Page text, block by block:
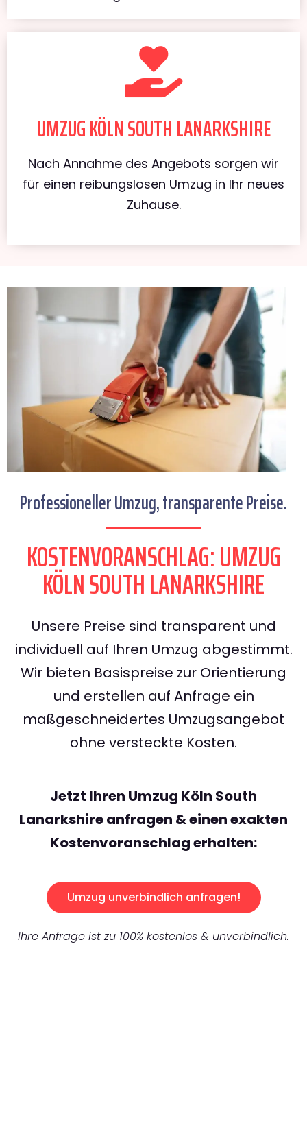
UMZUG KÖLN SOUTH LANARKSHIRE
Nach Annahme des Angebots sorgen wir
für einen reibungslosen Umzug in Ihr neues
Zuhause.
Professioneller Umzug, transparente Preise.
KOSTENVORANSCHLAG: UMZUG
KÖLN SOUTH LANARKSHIRE
Unsere Preise sind transparent und
individuell auf Ihren Umzug abgestimmt.
Wir bieten Basispreise zur Orientierung
und erstellen auf Anfrage ein
maßgeschneidertes Umzugsangebot
ohne versteckte Kosten.
Jetzt Ihren Umzug Köln South
Lanarkshire anfragen & einen exakten
Kostenvoranschlag erhalten:
Umzug unverbindlich anfragen!
Ihre Anfrage ist zu 100% kostenlos & unverbindlich.